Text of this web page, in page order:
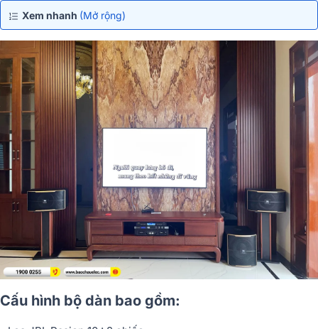
Xem nhanh (Mở rộng)
Cấu hình bộ dàn bao gồm: